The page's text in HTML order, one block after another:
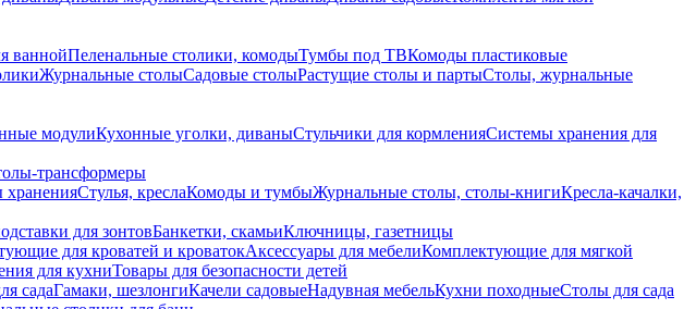
ваннойПеленальные столики, комодыТумбы под ТВКомоды пластиковые
Журнальные столыСадовые столыРастущие столы и партыСтолы, журнальные
модулиКухонные уголки, диваныСтульчики для кормленияСистемы хранения для
трансформеры
храненияСтулья, креслаКомоды и тумбыЖурнальные столы, столы-книгиКресла-качалки,
для зонтовБанкетки, скамьиКлючницы, газетницы
для кроватей и кроватокАксессуары для мебелиКомплектующие для мягкой
для кухниТовары для безопасности детей
садаГамаки, шезлонгиКачели садовыеНадувная мебельКухни походныеСтолы для сада